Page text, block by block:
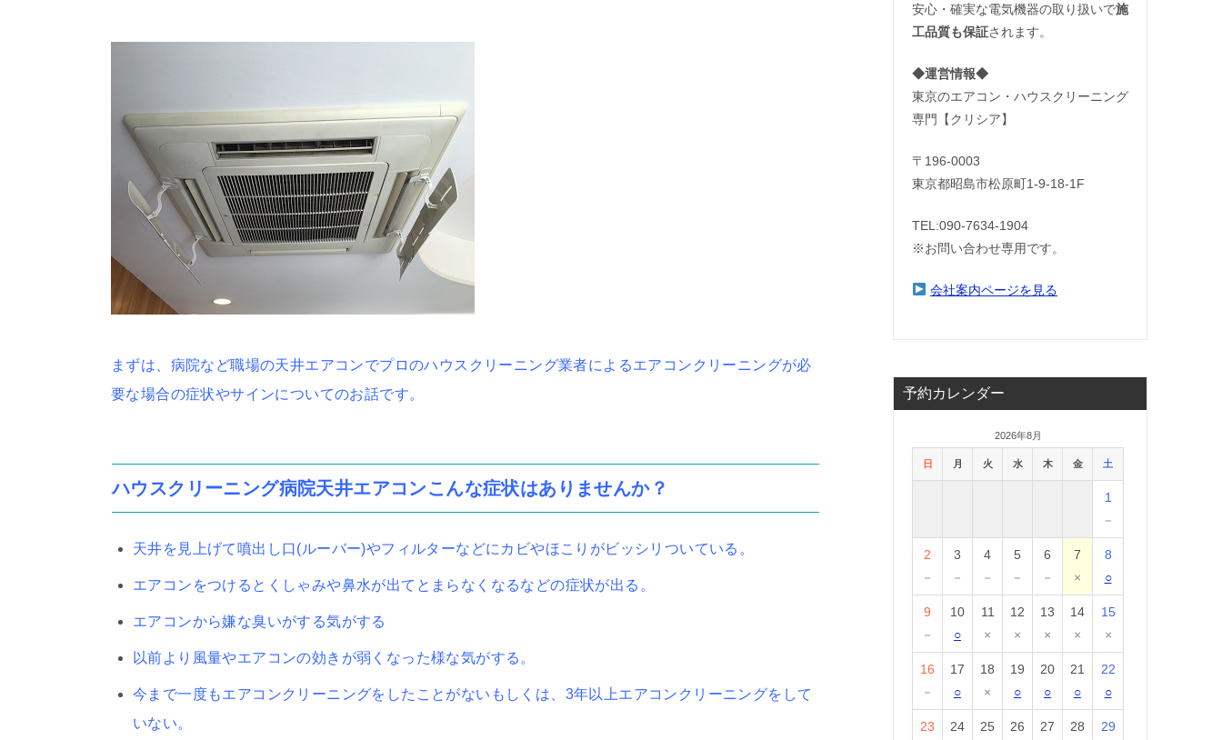
まずは、病院など職場の天井エアコンでプロのハウスクリーニング業者によるエアコンクリーニングが必
要な場合の症状やサインについてのお話です。
ハウスクリーニング病院天井エアコンこんな症状はありませんか？
天井を見上げて噴出し口(ルーバー)やフィルターなどにカビやほこりがビッシリついている。
エアコンをつけるとくしゃみや鼻水が出てとまらなくなるなどの症状が出る。
エアコンから嫌な臭いがする気がする
以前より風量やエアコンの効きが弱くなった様な気がする。
今まで一度もエアコンクリーニングをしたことがないもしくは、3年以上エアコンクリーニングをして
いない。
安心・確実な電気機器の取り扱いで施
工品質も保証されます。
◆運営情報◆
東京のエアコン・ハウスクリーニング
専門【クリシア】
〒196-0003
東京都昭島市松原町1-9‐18‐1F
TEL:090-7634-1904
※お問い合わせ専用です。
会社案内ページを見る
予約カレンダー
2026年8月
日 月 火 水 木 金 土
1
－
2
－
3
－
4
－
5
－
6
－
7
×
8
○
9
－
10
○
11
×
12
×
13
×
14
×
15
×
16
－
17
○
18
×
19
○
20
○
21
○
22
○
23
24
25
26
27
28
29